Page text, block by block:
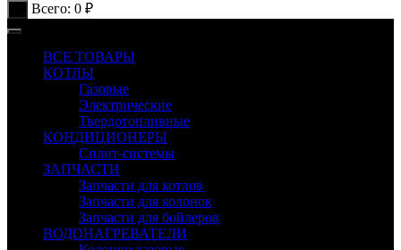
Всего: 0 ₽
ВСЕ ТОВАРЫ
КОТЛЫ
Газовые
Электрические
Твердотопливные
КОНДИЦИОНЕРЫ
Сплит-системы
ЗАПЧАСТИ
Запчасти для котлов
Запчасти для колонок
Запчасти для бойлеров
ВОДОНАГРЕВАТЕЛИ